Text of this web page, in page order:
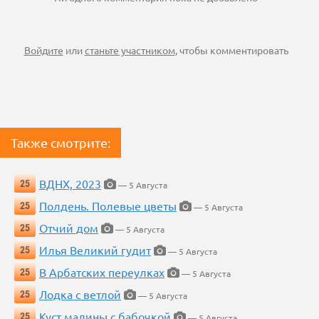
Войдите илистаньте участником, чтобы комментировать
Также смотрите:
25 ВДНХ, 2023
— 5 Августа
25
Полдень. Полевые цветы
— 5 Августа
25
Отчий дом
— 5 Августа
25
Илья Великий гудит
— 5 Августа
25
В Арбатских переулках
— 5 Августа
25
Лодка с ветлой
— 5 Августа
25